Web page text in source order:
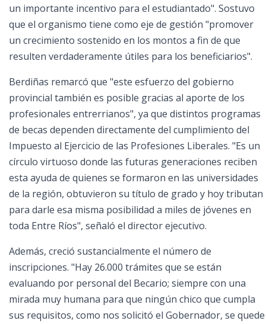
un importante incentivo para el estudiantado". Sostuvo
que el organismo tiene como eje de gestión "promover
un crecimiento sostenido en los montos a fin de que
resulten verdaderamente útiles para los beneficiarios".
Berdiñas remarcó que "este esfuerzo del gobierno
provincial también es posible gracias al aporte de los
profesionales entrerrianos", ya que distintos programas
de becas dependen directamente del cumplimiento del
Impuesto al Ejercicio de las Profesiones Liberales. "Es un
círculo virtuoso donde las futuras generaciones reciben
esta ayuda de quienes se formaron en las universidades
de la región, obtuvieron su título de grado y hoy tributan
para darle esa misma posibilidad a miles de jóvenes en
toda Entre Ríos", señaló el director ejecutivo.
Además, creció sustancialmente el número de
inscripciones. "Hay 26.000 trámites que se están
evaluando por personal del Becario; siempre con una
mirada muy humana para que ningún chico que cumpla
sus requisitos, como nos solicitó el Gobernador, se quede